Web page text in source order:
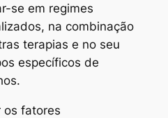
se em regimes
na combinação
terapias e no seu
específicos de
os fatores